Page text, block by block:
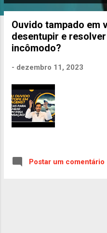
o
Ouvido tampado em
desentupir e
incômodo?
- dezembro 11, 2023
Postar um comentário